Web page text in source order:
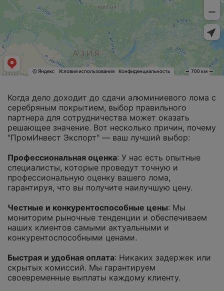
Когда дело доходит до сдачи алюминиевого лома с
серебряным покрытием, выбор правильного
партнера для сотрудничества может оказать
решающее значение. Вот несколько причин, почему
"ПромИнвест Экспорт" — ваш лучший выбор:
Профессиональная оценка: У нас есть опытные
специалисты, которые проведут точную и
профессиональную оценку вашего лома,
гарантируя, что вы получите наилучшую цену.
Честные и конкурентоспособные цены: Мы
мониторим рыночные тенденции и обеспечиваем
наших клиентов самыми актуальными и
конкурентоспособными ценами.
Быстрая и удобная оплата: Никаких задержек или
скрытых комиссий. Мы гарантируем
своевременные выплаты каждому клиенту.